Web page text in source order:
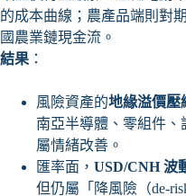
的成本曲線；農產品端則對
國農業鏈現金流。
結果 ：
風險資產的地緣溢價壓
南亞半導體、零組件
屬情緒改善。
匯率面， USD/CNH 波
但仍屬「降風險（de-